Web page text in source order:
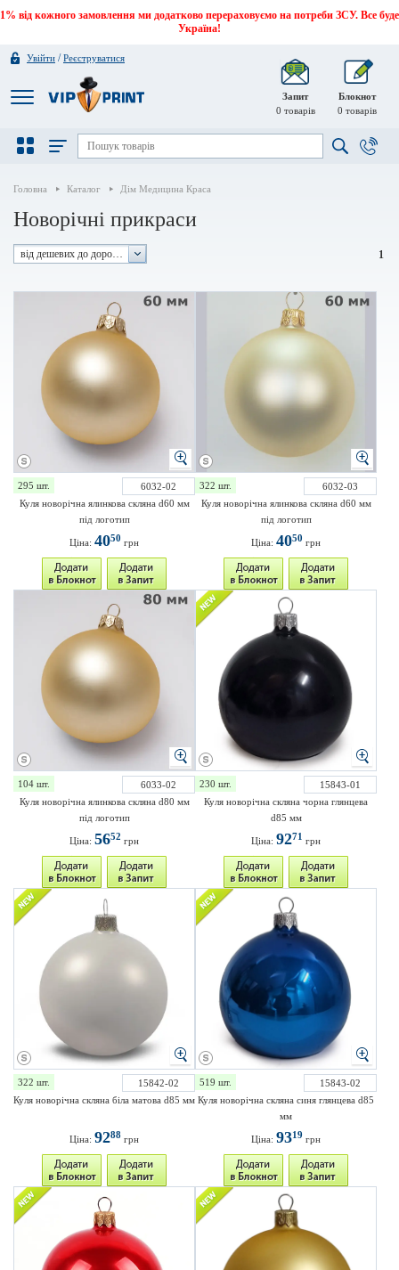
1% від кожного замовлення ми додатково перераховуємо на потреби ЗСУ. Все буде
Україна!
Увійти /Реєструватися
Запит
0 товарів
Блокнот
0 товарів
Головна Каталог Дім Медицина Краса
Новорічні прикраси
від дешевих до дорогих 1
295 шт.
6032-02
Куля новорічна ялинкова скляна d60 мм
під логотип
Ціна: 4050 грн
322 шт.
6032-03
Куля новорічна ялинкова скляна d60 мм
під логотип
Ціна: 4050 грн
104 шт.
6033-02
Куля новорічна ялинкова скляна d80 мм
під логотип
Ціна: 5652 грн
230 шт.
15843-01
Куля новорічна скляна чорна глянцева
d85 мм
Ціна: 9271 грн
322 шт.
15842-02
Куля новорічна скляна біла матова d85 мм
Ціна: 9288 грн
519 шт.
15843-02
Куля новорічна скляна синя глянцева d85
мм
Ціна: 9319 грн